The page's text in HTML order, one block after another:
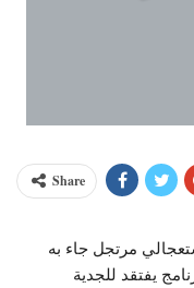
Share
مرتجل جاء به
يفتقد للجدية